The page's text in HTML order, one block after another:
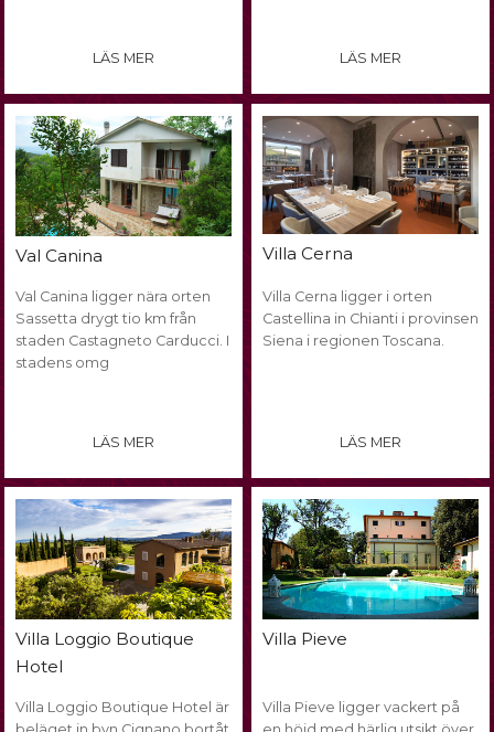
LÄS MER LÄS MER
Val Canina
Val Canina ligger nära orten
Sassetta drygt tio km från
staden Castagneto Carducci. I
stadens omg
LÄS MER
Villa Cerna
Villa Cerna ligger i orten
Castellina in Chianti i provinsen
Siena i regionen Toscana.
LÄS MER
Villa Loggio Boutique
Hotel
Villa Loggio Boutique Hotel är
Villa Pieve
Villa Pieve ligger vackert på